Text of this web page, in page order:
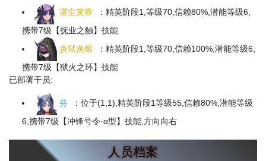
濯尘芙蓉 ：精英阶段1,等级70,信赖80%,潜能等级6,
携带7级【抚业之触】技能
炎狱炎熔 ：精英阶段1,等级70,信赖100%,潜能等级6,
携带7级【狱火之环】技能
已部署干员:
芬 ：位于(1,1),精英阶段1等级55,信赖80%,潜能等级
6,携带7级【冲锋号令·α型】技能,方向向右
人员档案